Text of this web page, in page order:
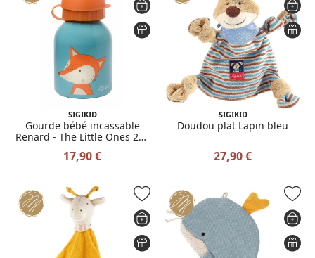
SIGIKID
Gourde bébé incassable
Renard - The Little Ones 250
17,90 €
SIGIKID
Doudou plat Lapin bleu
27,90 €